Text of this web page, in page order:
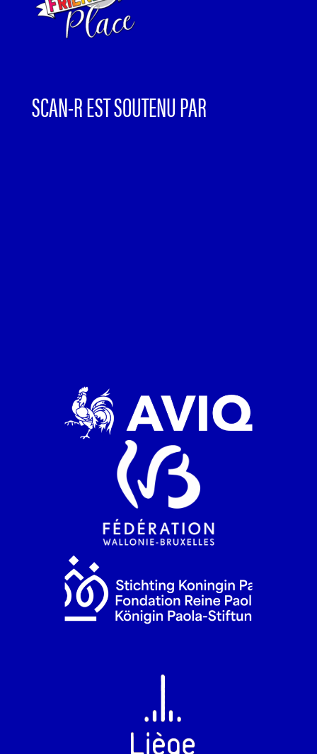
SCAN-R EST SOUTENU PAR